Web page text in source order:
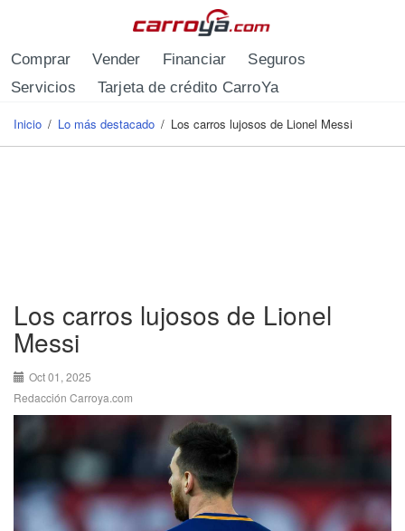
Comprar Vender Financiar
Seguros
Servicios
Tarjeta de crédito CarroYa
Se encuentra usted aquí
Inicio / Lo más destacado / Los carros lujosos de Lionel Messi
Los carros lujosos de Lionel
Messi
Oct 01, 2025
Redacción Carroya.com